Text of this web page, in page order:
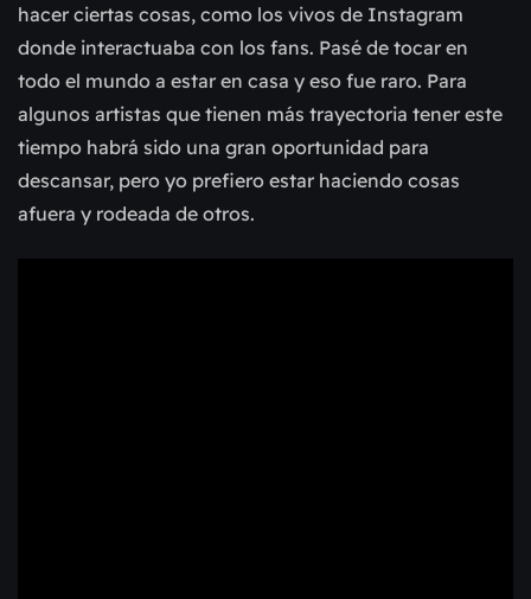
hacer ciertas cosas, como los vivos de Instagram
donde interactuaba con los fans. Pasé de tocar en
todo el mundo a estar en casa y eso fue raro. Para
algunos artistas que tienen más trayectoria tener este
tiempo habrá sido una gran oportunidad para
descansar, pero yo prefiero estar haciendo cosas
afuera y rodeada de otros.